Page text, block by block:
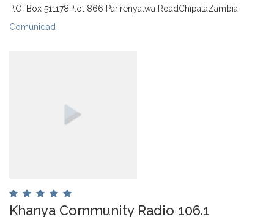
P.O. Box 511178Plot 866 Parirenyatwa RoadChipataZambia
Comunidad
Khanya Community Radio 106.1